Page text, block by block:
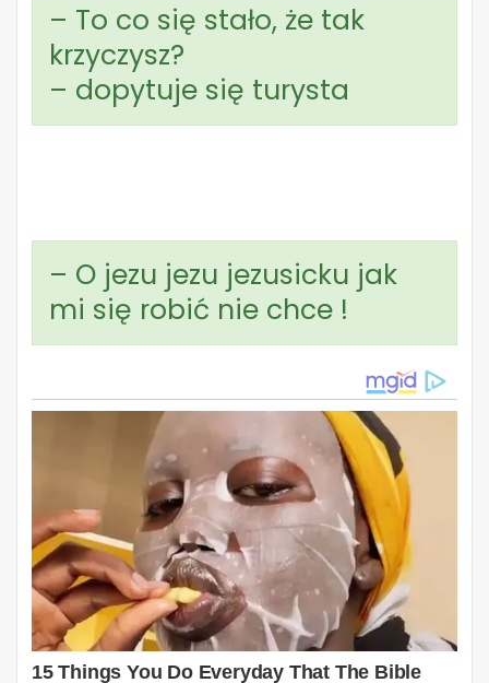
– To co się stało, że tak
krzyczysz?
– dopytuje się turysta
– O jezu jezu jezusicku jak
mi się robić nie chce !